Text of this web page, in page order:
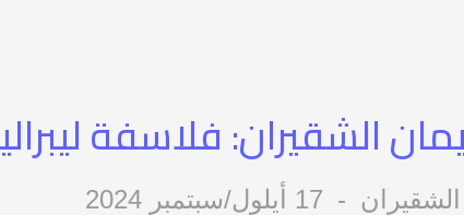
الشقيران: فلاسفة
17 أيلول/سبتمبر 2024